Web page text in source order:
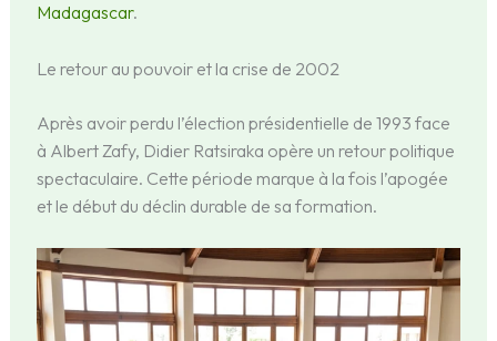
Madagascar.
Le retour au pouvoir et la crise de 2002
Après avoir perdu l’élection présidentielle de 1993 face
à Albert Zafy, Didier Ratsiraka opère un retour politique
spectaculaire. Cette période marque à la fois l’apogée
et le début du déclin durable de sa formation.